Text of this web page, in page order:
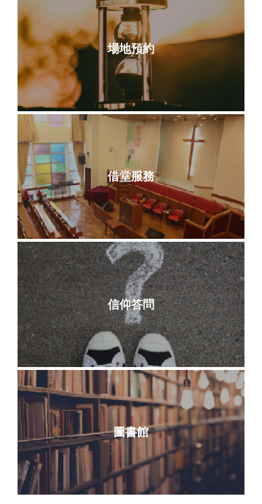
場地預約
借堂服務
信仰答問
圖書館